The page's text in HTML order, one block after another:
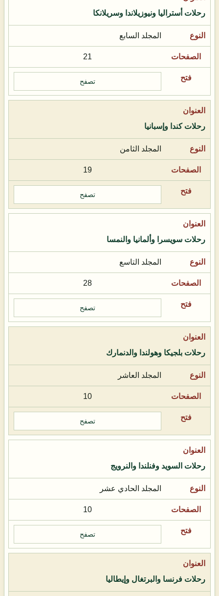
رحلات أستراليا ونيوزيلاندا وسريلانكا
المجلد السابع
21
تصفح
رحلات كندا وإسبانيا
المجلد الثامن
19
تصفح
رحلات سويسرا وألمانيا والنمسا
المجلد التاسع
28
تصفح
رحلات بلجيكا وهولندا والدنمارك
المجلد العاشر
10
تصفح
رحلات السويد وفنلندا والنرويج
المجلد الحادي عشر
10
تصفح
رحلات فرنسا والبرتغال وإيطاليا